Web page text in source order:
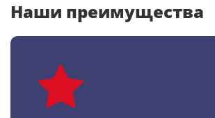
Наши преимущества